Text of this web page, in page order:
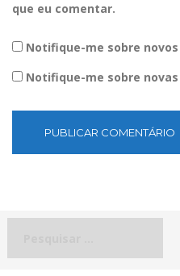
que eu comentar.
Notifique-me sobre
Notifique-me sobre